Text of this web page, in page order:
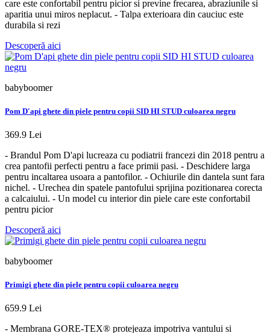
care este confortabil pentru picior si previne frecarea, abraziunile si
aparitia unui miros neplacut. - Talpa exterioara din cauciuc este
durabila si rezi
Descoperă aici
babyboomer
Pom D'api ghete din piele pentru copii SID HI STUD culoarea negru
369.9 Lei
- Brandul Pom D'api lucreaza cu podiatrii francezi din 2018 pentru a
crea pantofii perfecti pentru a face primii pasi. - Deschidere larga
pentru incaltarea usoara a pantofilor. - Ochiurile din dantela sunt fara
nichel. - Urechea din spatele pantofului sprijina pozitionarea corecta
a calcaiului. - Un model cu interior din piele care este confortabil
pentru picior
Descoperă aici
babyboomer
Primigi ghete din piele pentru copii culoarea negru
659.9 Lei
- Membrana GORE-TEX® protejeaza impotriva vantului si